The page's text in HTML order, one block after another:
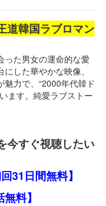
道韓国ラブロマン
った男女の運命的な愛
した華やかな映像、
力で、“2000年代韓ド
ます。純愛ラブストー
今すぐ視聴したい
31日間無料】
料】